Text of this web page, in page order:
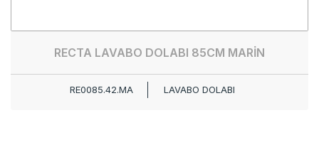
RECTA LAVABO DOLABI 85CM MARİN
RE0085.42.MA LAVABO DOLABI